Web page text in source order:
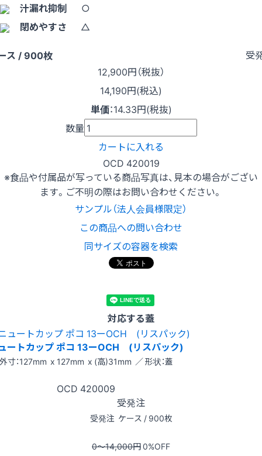
汁漏れ抑制
○
閉めやすさ
△
ス / 900枚
受
12,900円（税抜）
14,190円(税込)
単価：14.33円(税抜)
数量
カートに入れる
OCD 420019
※食品や付属品が写っている商品写真は、見本の場合がござい
ます。ご不明の際はお問い合わせください。
サンプル（法人会員様限定）
この商品への問い合わせ
同サイズの容器を検索
対応する蓋
ートカップ ポコ 13ーOCH (リスパック)
寸：127mm x 127mm x (高)31mm ／ 形状：蓋
OCD 420009
受発注
受発注 ケース / 900枚
0〜14,000円0%OFF